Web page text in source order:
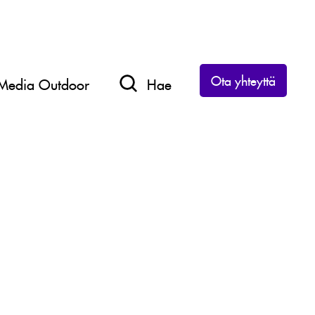
Outdoor Hae Ota yhteyttä